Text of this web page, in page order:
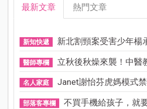
最新文章 熱門文章
新知快遞 新北割頸案受害少年楊
醫師專欄 立秋後秋燥來襲！中醫
名人家庭 Janet謝怡芬虎媽模式
部落客專欄 不買手機給孩子，就